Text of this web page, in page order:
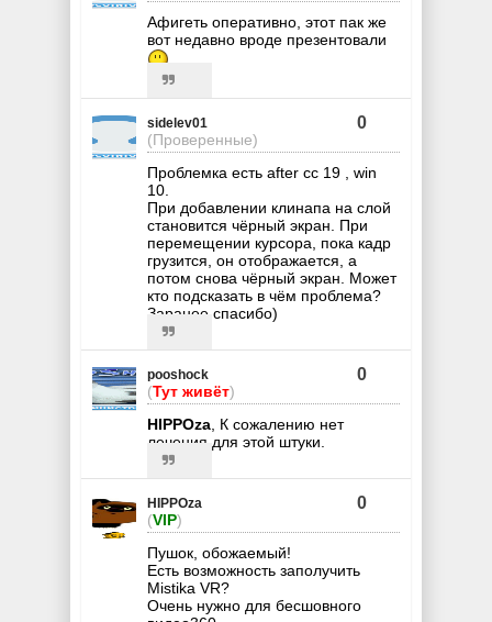
Афигеть оперативно, этот пак же
вот недавно вроде презентовали
sidelev01
(Проверенные)
0
Проблемка есть after cc 19 , win
10.
При добавлении клинапа на слой
становится чёрный экран. При
перемещении курсора, пока кадр
грузится, он отображается, а
потом снова чёрный экран. Может
кто подсказать в чём проблема?
Заранее спасибо)
pooshock
(Тут живёт)
0
HIPPOza , К сожалению нет
лечения для этой штуки.
HIPPOza
(VIP)
0
Пушок, обожаемый!
Есть возможность заполучить
Mistika VR?
Очень нужно для бесшовного